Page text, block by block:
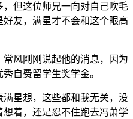
但这位师兄一向对自己吹毛
友，满星才不会和这个眼高
风刚刚说起他的消息，因为
自费留学生奖学金。
星想，这些都和我无关，没
着，还是忍不住跑去冯萧学